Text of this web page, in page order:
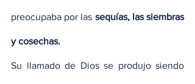
preocupaba por las sequías, las siembras
y cosechas.
Su llamado de Dios se produjo siendo